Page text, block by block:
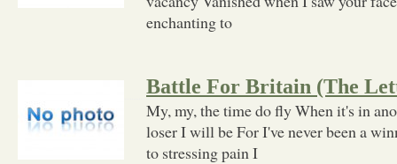
enchanting to
Battle For Britain (The
My, my, the time do fly When it's in
loser I will be For I've never been a
to stressing pain I